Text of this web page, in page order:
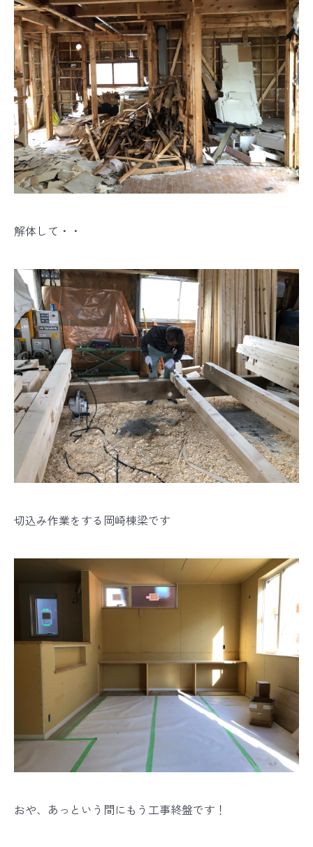
解体して・・
切込み作業をする岡崎棟梁です
おや、あっという間にもう工事終盤です！